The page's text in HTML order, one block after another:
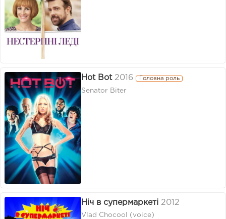
Hot Bot 2016 Головна роль
Senator Biter
Ніч в супермаркеті 2012
Vlad Chocool (voice)